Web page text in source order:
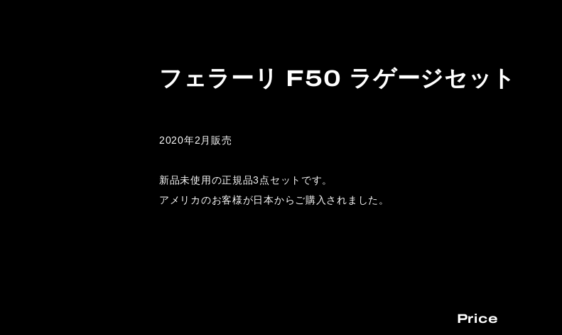
フェラーリ F50 ラゲージセット
2020年2月販売
新品未使用の正規品3点セットです。
アメリカのお客様が日本からご購入されました。
Price